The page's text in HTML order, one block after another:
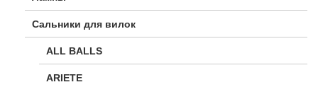
Сальники для вилок
ALL BALLS
ARIETE